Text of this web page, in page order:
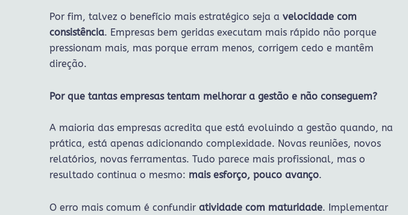
Por fim, talvez o benefício mais estratégico seja a velocidade com
consistência. Empresas bem geridas executam mais rápido não porque
pressionam mais, mas porque erram menos, corrigem cedo e mantêm
direção.
Por que tantas empresas tentam melhorar a gestão e não conseguem?
A maioria das empresas acredita que está evoluindo a gestão quando, na
prática, está apenas adicionando complexidade. Novas reuniões, novos
relatórios, novas ferramentas. Tudo parece mais profissional, mas o
resultado continua o mesmo: mais esforço, pouco avanço.
O erro mais comum é confundir atividade com maturidade. Implementar